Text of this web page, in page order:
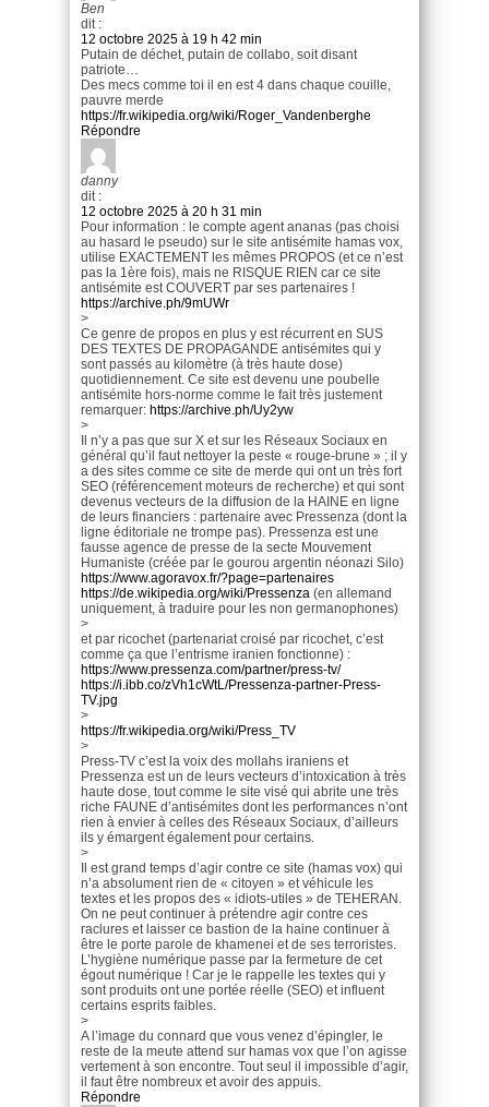
Ben
dit :
12 octobre 2025 à 19 h 42 min
Putain de déchet, putain de collabo, soit disant
patriote…
Des mecs comme toi il en est 4 dans chaque couille,
pauvre merde
https://fr.wikipedia.org/wiki/Roger_Vandenberghe
Répondre
danny
dit :
12 octobre 2025 à 20 h 31 min
Pour information : le compte agent ananas (pas choisi
au hasard le pseudo) sur le site antisémite hamas vox,
utilise EXACTEMENT les mêmes PROPOS (et ce n’est
pas la 1ère fois), mais ne RISQUE RIEN car ce site
antisémite est COUVERT par ses partenaires !
https://archive.ph/9mUWr
>
Ce genre de propos en plus y est récurrent en SUS
DES TEXTES DE PROPAGANDE antisémites qui y
sont passés au kilomètre (à très haute dose)
quotidiennement. Ce site est devenu une poubelle
antisémite hors-norme comme le fait très justement
remarquer: https://archive.ph/Uy2yw
>
Il n’y a pas que sur X et sur les Réseaux Sociaux en
général qu’il faut nettoyer la peste « rouge-brune » ; il y
a des sites comme ce site de merde qui ont un très fort
SEO (référencement moteurs de recherche) et qui sont
devenus vecteurs de la diffusion de la HAINE en ligne
de leurs financiers : partenaire avec Pressenza (dont la
ligne éditoriale ne trompe pas). Pressenza est une
fausse agence de presse de la secte Mouvement
Humaniste (créée par le gourou argentin néonazi Silo)
https://www.agoravox.fr/?page=partenaires
https://de.wikipedia.org/wiki/Pressenza (en allemand
uniquement, à traduire pour les non germanophones)
>
et par ricochet (partenariat croisé par ricochet, c’est
comme ça que l’entrisme iranien fonctionne) :
https://www.pressenza.com/partner/press-tv/
https://i.ibb.co/zVh1cWtL/Pressenza-partner-Press-
TV.jpg
>
https://fr.wikipedia.org/wiki/Press_TV
>
Press-TV c’est la voix des mollahs iraniens et
Pressenza est un de leurs vecteurs d’intoxication à très
haute dose, tout comme le site visé qui abrite une très
riche FAUNE d’antisémites dont les performances n’ont
rien à envier à celles des Réseaux Sociaux, d’ailleurs
ils y émargent également pour certains.
>
Il est grand temps d’agir contre ce site (hamas vox) qui
n’a absolument rien de « citoyen » et véhicule les
textes et les propos des « idiots-utiles » de TEHERAN.
On ne peut continuer à prétendre agir contre ces
raclures et laisser ce bastion de la haine continuer à
être le porte parole de khamenei et de ses terroristes.
L’hygiène numérique passe par la fermeture de cet
égout numérique ! Car je le rappelle les textes qui y
sont produits ont une portée réelle (SEO) et influent
certains esprits faibles.
>
A l’image du connard que vous venez d’épingler, le
reste de la meute attend sur hamas vox que l’on agisse
vertement à son encontre. Tout seul il impossible d’agir,
il faut être nombreux et avoir des appuis.
Répondre